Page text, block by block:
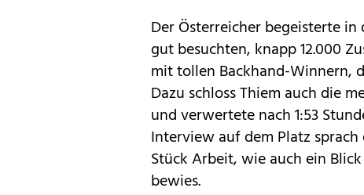
Der Österreicher begeisterte
gut besuchten, knapp 12.000
mit tollen Backhand-Winnern,
Dazu schloss Thiem auch die
und verwertete nach 1:53
Interview auf dem Platz
Stück Arbeit, wie auch ein
bewies.